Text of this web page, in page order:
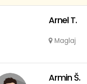
Arnel T.
Maglaj
Armin Š.